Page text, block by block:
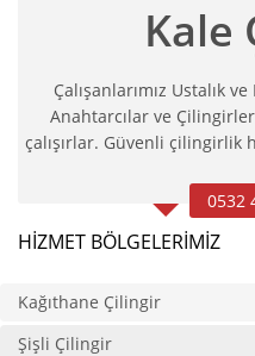
Kale
Çalışanlarımız Ustalık
Anahtarcılar ve
çalışırlar. Güvenli çilingirlik
0532
HIZMET BÖLGELERIMIZ
Kağıthane Çilingir
Şişli Çilingir